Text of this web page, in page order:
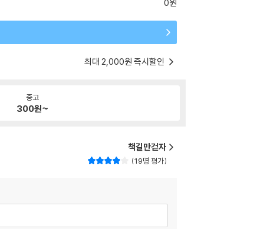
0원
최대 2,000원 즉시할인
중고
300원~
책길만걷자
19명 평가